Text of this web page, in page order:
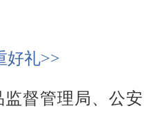
好礼>>
督管理局、公安